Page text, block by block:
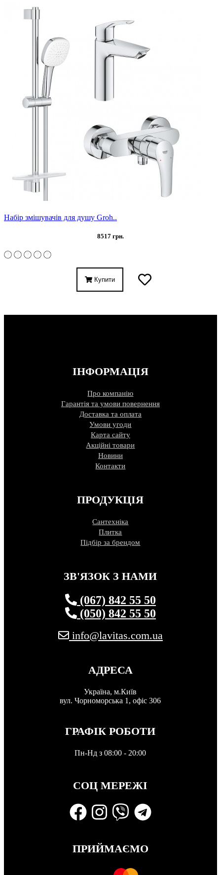
Набір змішувачів для душу Groh..
8517 грн.
Купити
ІНФОРМАЦІЯ
Про компанію
Гарантія та умови повернення
Доставка та оплата
Умови угоди
Карта сайту
Акційні товари
Новини
Контакти
ПРОДУКЦІЯ
Сантехніка
Плитка
Підбір за брендом
ЗВ'ЯЗОК З НАМИ
(067) 842 55 50
(050) 842 55 50
info@lavitas.com.ua
АДРЕСА
Україна, м.Київ
вул. Чорноморська 1, офіс 306
ГРАФІК РОБОТИ
Пн-Нд з 08:00 - 20:00
СОЦ МЕРЕЖІ
ПРИЙМАЄМО